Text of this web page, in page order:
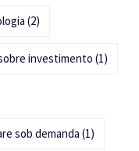
(2)
investimento (1)
sob demanda (1)